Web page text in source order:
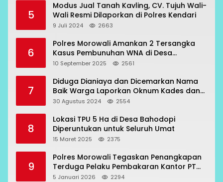
5
Modus Jual Tanah Kavling, CV. Tujuh Wali-
Wali Resmi Dilaporkan di Polres Kendari
9 Juli 2024 2663
6
Polres Morowali Amankan 2 Tersangka
Kasus Pembunuhan WNA di Desa
Topogaro
10 September 2025 2561
7
Diduga Dianiaya dan Dicemarkan Nama
Baik Warga Laporkan Oknum Kades dan
Oknum Polisi
30 Agustus 2024 2554
8
Lokasi TPU 5 Ha di Desa Bahodopi
Diperuntukan untuk Seluruh Umat
15 Maret 2025 2375
9
Polres Morowali Tegaskan Penangkapan
Terduga Pelaku Pembakaran Kantor PT
RCP Sesuai Prosedur
5 Januari 2026 2294